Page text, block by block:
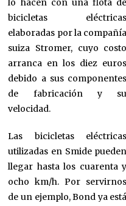
lo hacen con una flota de
bicicletas eléctricas
elaboradas por la compañía
suiza Stromer, cuyo costo
arranca en los diez euros
debido a sus componentes
de fabricación y su
velocidad.
Las bicicletas eléctricas
utilizadas en Smide pueden
llegar hasta los cuarenta y
ocho km/h. Por servirnos
de un ejemplo, Bond ya está